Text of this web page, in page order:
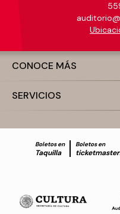
CONOCE MÁS
SERVICIOS
Boletos en
Taquilla
Boletos en